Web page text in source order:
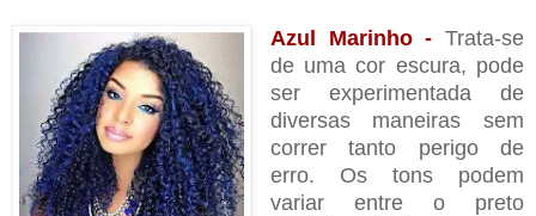
Azul Marinho - Trata-se
de uma cor escura, pode
ser experimentada de
diversas maneiras sem
correr tanto perigo de
erro. Os tons podem
variar entre o preto